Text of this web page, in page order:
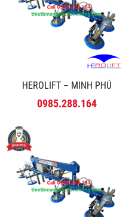
HEROLIFT – MINH PHÚ
0985.288.164